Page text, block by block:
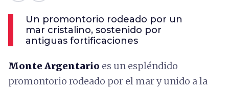
Un promontorio rodeado por un
mar cristalino, sostenido por
antiguas fortificaciones
Monte Argentario es un espléndido
promontorio rodeado por el mar y unido a la